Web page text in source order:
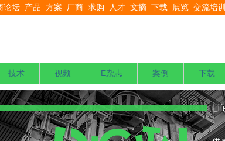
论坛 产品 方案 厂商 求购 人才 文摘 下载 展览 交流培训
技术 视频 E杂志 案例 下载